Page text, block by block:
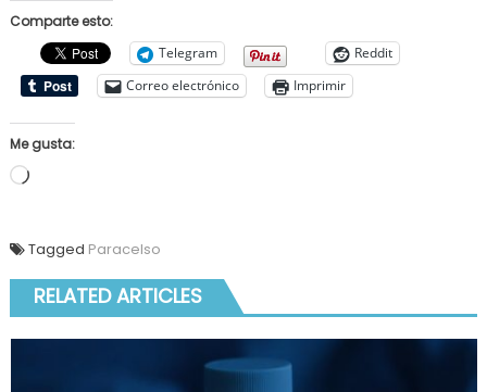
Comparte esto:
Telegram
Reddit
Correo electrónico
Imprimir
Me gusta:
Cargando...
Tagged Paracelso
RELATED ARTICLES